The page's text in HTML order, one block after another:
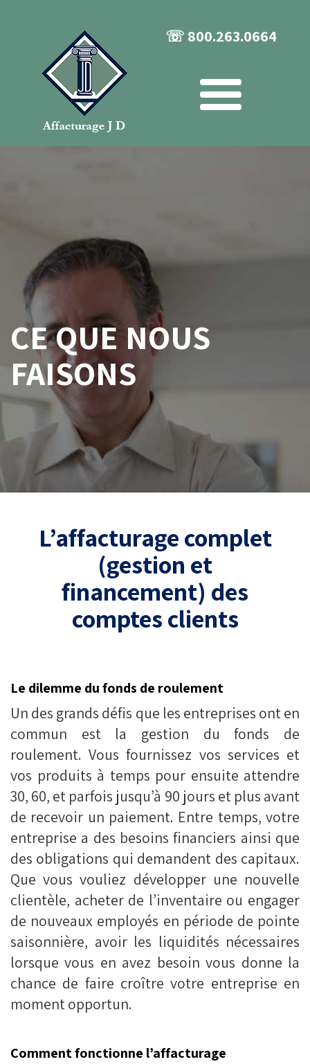
☏ 800.263.0664
CE QUE NOUS
FAISONS
L’affacturage complet
(gestion et
financement) des
comptes clients
Le dilemme du fonds de roulement
Un des grands défis que les entreprises ont en
commun est la gestion du fonds de
roulement. Vous fournissez vos services et
vos produits à temps pour ensuite attendre
30, 60, et parfois jusqu’à 90 jours et plus avant
de recevoir un paiement. Entre temps, votre
entreprise a des besoins financiers ainsi que
des obligations qui demandent des capitaux.
Que vous vouliez développer une nouvelle
clientèle, acheter de l’inventaire ou engager
de nouveaux employés en période de pointe
saisonnière, avoir les liquidités nécessaires
lorsque vous en avez besoin vous donne la
chance de faire croître votre entreprise en
moment opportun.
Comment fonctionne l’affacturage